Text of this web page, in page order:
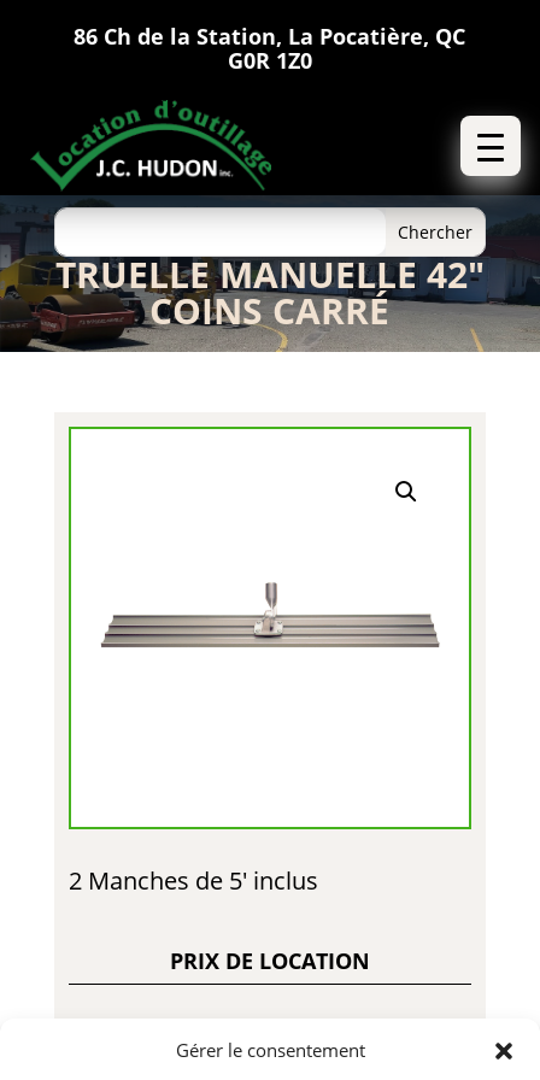
Gérer le consentement
86 Ch de la Station, La Pocatière, QC
G0R 1Z0
TRUELLE MANUELLE 42″
COINS CARRÉ
2 Manches de 5′ inclus
PRIX DE LOCATION
20.00$ – Jour